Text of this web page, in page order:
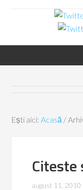
Ești aici:Acasă /
august 11, 2010